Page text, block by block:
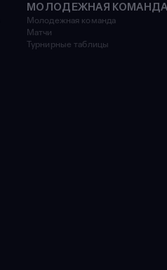
МОЛОДЕЖНАЯ
Молодежная команда
Матчи
Турнирные таблицы